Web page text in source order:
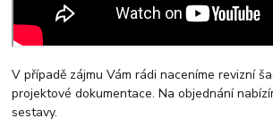
V případě zájmu Vám rádi naceníme revizní
projektové dokumentace. Na objednání
sestavy.